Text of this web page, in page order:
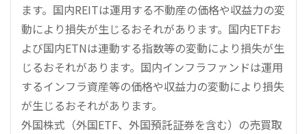
ます。国内REITは運用する不動産の価格や収益力の変
動により損失が生じるおそれがあります。国内ETFお
よび国内ETNは連動する指数等の変動により損失が生
じるおそれがあります。国内インフラファンドは運用
するインフラ資産等の価格や収益力の変動により損失
が生じるおそれがあります。
外国株式（外国ETF、外国預託証券を含む）の売買取